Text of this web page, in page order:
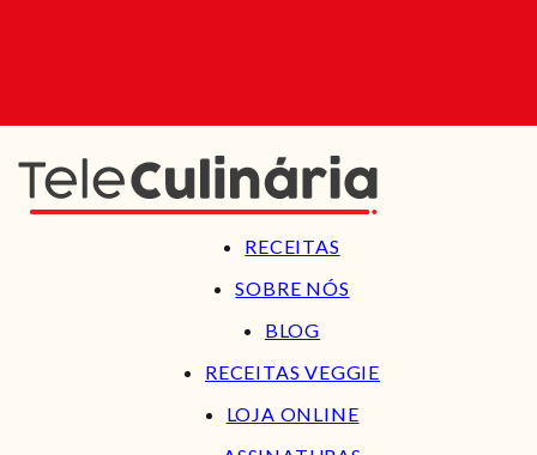
RECEITAS
SOBRE NÓS
BLOG
RECEITAS VEGGIE
LOJA ONLINE